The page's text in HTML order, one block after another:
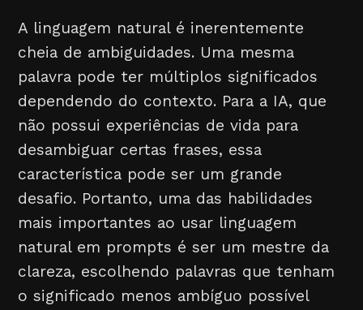
A linguagem natural é inerentemente
cheia de ambiguidades. Uma mesma
palavra pode ter múltiplos significados
dependendo do contexto. Para a IA, que
não possui experiências de vida para
desambiguar certas frases, essa
característica pode ser um grande
desafio. Portanto, uma das habilidades
mais importantes ao usar linguagem
natural em prompts é ser um mestre da
clareza, escolhendo palavras que tenham
o significado menos ambíguo possível